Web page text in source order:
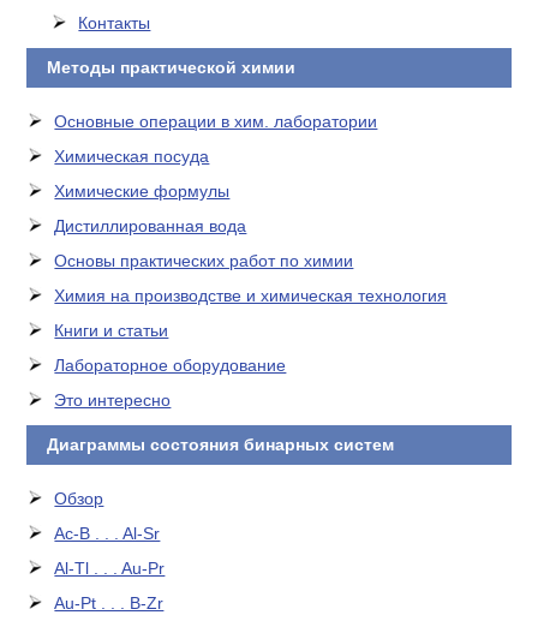
Контакты
Методы практической химии
Основные операции в хим. лаборатории
Химическая посуда
Химические формулы
Дистиллированная вода
Основы практических работ по химии
Химия на производстве и химическая технология
Книги и статьи
Лабораторное оборудование
Это интересно
Диаграммы состояния бинарных систем
Обзор
Ac-B . . . Al-Sr
Al-Tl . . . Au-Pr
Au-Pt . . . B-Zr